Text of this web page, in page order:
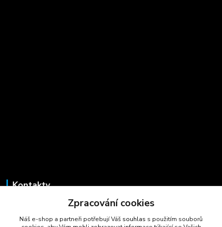
Kontakty
+420 723 725 881
Zpracování cookies
Náš e-shop a partneři potřebují Váš souhlas s použitím souborů